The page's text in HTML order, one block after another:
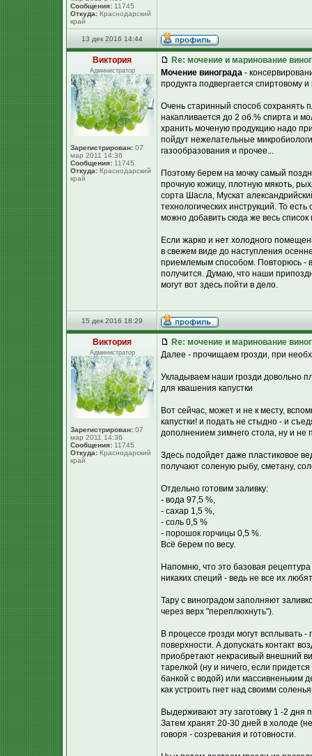
Сообщения: 11745
Откуда: Краснодарский
край
13 дек 2016 14:44
Виктория
Администратор
Зарегистрирован: 07
мар 2011 14:36
Сообщения: 11745
Откуда: Краснодарский
край
Re: мочение и маринование
Мочение винограда -
продукта подвергается спиртовому
Очень старинный способ сохранять
накапливается до 2 об.% спирта и
хранить моченую продукцию надо
пойдут нежелательные
газообразования и прочее...
Поэтому берем на мочку самый
прочную кожицу, плотную мякоть,
сорта Шасла, Мускат
технологических инструкций. То
можно добавить сюда же весь
Если жарко и нет холодного
в свежем виде до наступления
приемлемым способом. Повторюсь -
получится. Думаю, что наши
могут вот здесь пойти в дело.
15 дек 2016 18:29
Виктория
Администратор
Зарегистрирован: 07
мар 2011 14:36
Сообщения: 11745
Откуда: Краснодарский
край
Re: мочение и маринование
Далее - прочищаем грозди, при
Укладываем наши грозди довольно
для квашения капустки
Вот сейчас, может и не к месту,
капустки! и подать не стыдно - и
дополнением зимнего стола, ну и не
Здесь подойдет даже пластиковое
получают соленую рыбу, сметану,
Отдельно готовим заливку:
- вода 97,5 %,
- сахар 1,5 %,
- соль 0,5 %
- порошок горчицы 0,5 %.
Всё берем по весу.
Напомню, что это базовая
никаких специй - ведь не все их
Тару с виноградом заполняют
через верх "переплюхнуть").
В процессе грозди могут всплывать -
поверхности. А допускать контакт
приобретают некрасивый внешний
тарелкой (ну и ничего, если
банкой с водой) или массивненьким
как устроить гнет над своими
Выдерживают эту заготовку 1 -2 дня
Затем хранят 20-30 дней в холоде
говоря - созревания и готовности.